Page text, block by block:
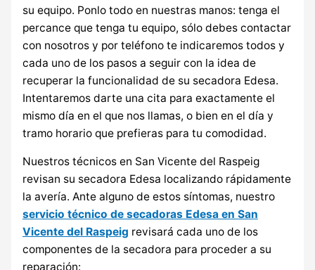
su equipo. Ponlo todo en nuestras manos: tenga el
percance que tenga tu equipo, sólo debes contactar
con nosotros y por teléfono te indicaremos todos y
cada uno de los pasos a seguir con la idea de
recuperar la funcionalidad de su secadora Edesa.
Intentaremos darte una cita para exactamente el
mismo día en el que nos llamas, o bien en el día y
tramo horario que prefieras para tu comodidad.
Nuestros técnicos en San Vicente del Raspeig
revisan su secadora Edesa localizando rápidamente
la avería. Ante alguno de estos síntomas, nuestro
servicio técnico de secadoras Edesa en San
Vicente del Raspeig revisará cada uno de los
componentes de la secadora para proceder a su
reparación: